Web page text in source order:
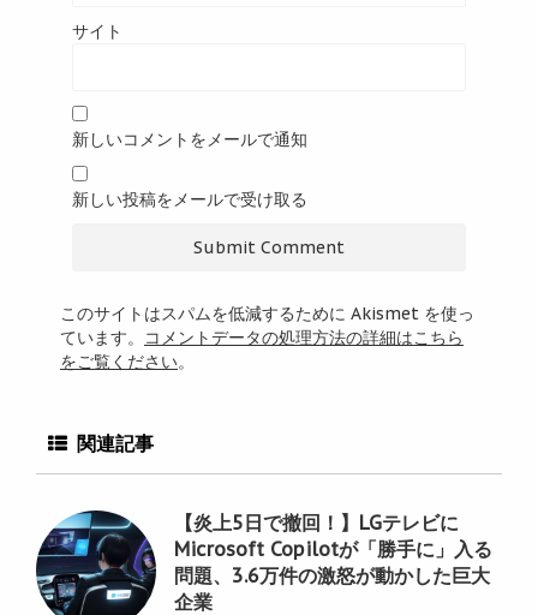
サイト
新しいコメントをメールで通知
新しい投稿をメールで受け取る
このサイトはスパムを低減するために Akismet を使っ
ています。
コメントデータの処理方法の詳細はこちら
をご覧ください。
関連記事
【炎上5日で撤回！】LGテレビに
Microsoft Copilotが「勝手に」入る
問題、3.6万件の激怒が動かした巨大
企業